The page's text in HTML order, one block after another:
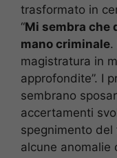
trasformato in
“Mi sembra che
mano criminale.
magistratura in
approfondite”. I
sembrano
accertamenti
spegnimento
alcune anomalie